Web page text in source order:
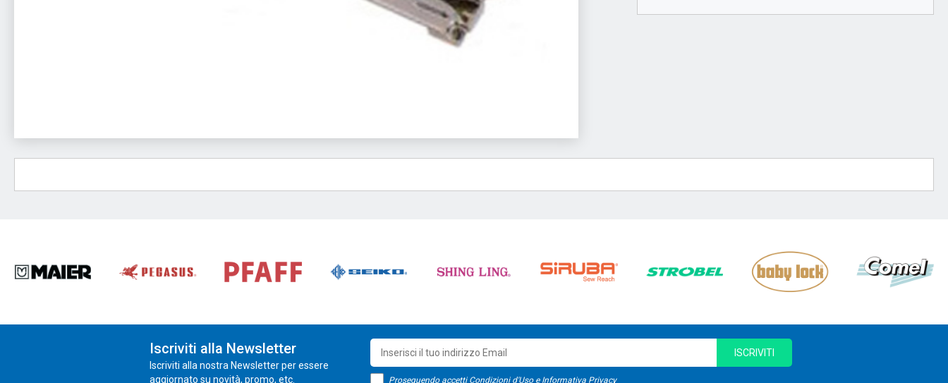
Iscriviti alla Newsletter
Iscriviti alla nostra Newsletter per essere
aggiornato su novità, promo, etc.
Proseguendo accetti Condizioni d'Uso e Informativa Privacy
ISCRIVITI